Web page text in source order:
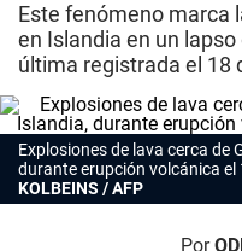
Este fenómeno marca
en Islandia en un
última registrada el 18
Explosiones de lava cerca de
durante erupción volcánica el
KOLBEINS / AFP
Por